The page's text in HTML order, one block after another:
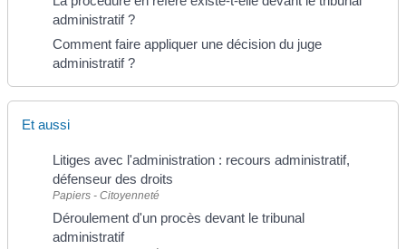
administratif ?
Comment faire appliquer une décision du juge
administratif ?
Et aussi
Litiges avec l'administration : recours administratif,
défenseur des droits
Papiers - Citoyenneté
Déroulement d'un procès devant le tribunal
administratif